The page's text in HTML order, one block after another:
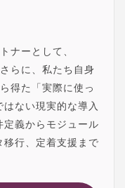
ナーとして、
らに、私たち自身
得た「実際に使っ
ない現実的な導入
定義からモジュール
行、定着支援まで